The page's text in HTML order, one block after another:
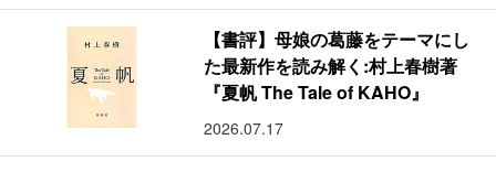
【書評】母娘の葛藤をテーマにし
た最新作を読み解く:村上春樹著
『夏帆 The Tale of KAHO』
2026.07.17